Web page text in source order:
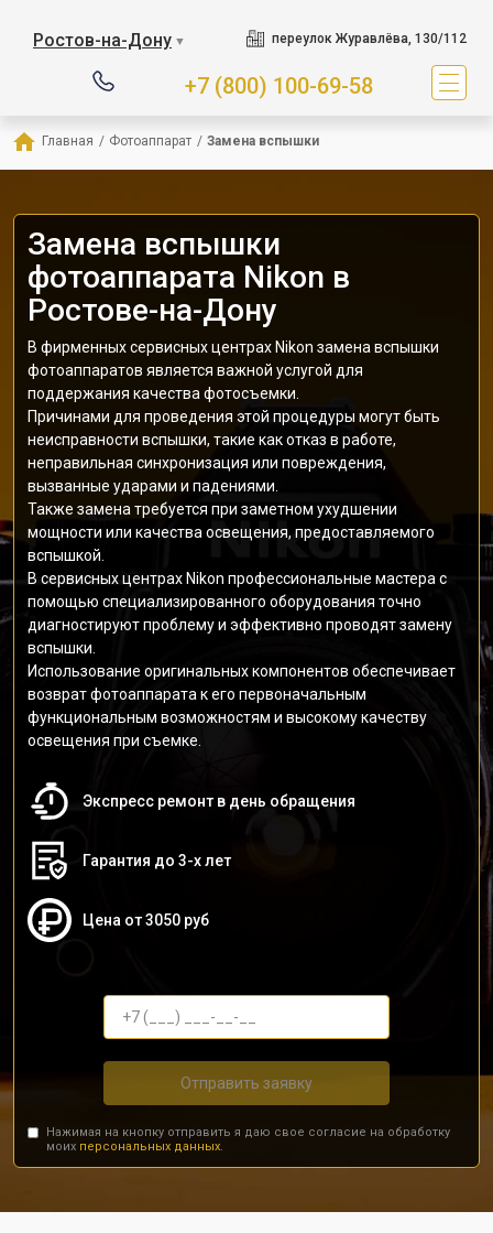
Ростов-на-Дону ▼ переулок Журавлёва, 130/112
+7 (800) 100-69-58
Главная / Фотоаппарат / Замена вспышки
Замена вспышки
фотоаппарата Nikon в
Ростове-на-Дону
В фирменных сервисных центрах Nikon замена вспышки
фотоаппаратов является важной услугой для
поддержания качества фотосъемки.
Причинами для проведения этой процедуры могут быть
неисправности вспышки, такие как отказ в работе,
неправильная синхронизация или повреждения,
вызванные ударами и падениями.
Также замена требуется при заметном ухудшении
мощности или качества освещения, предоставляемого
вспышкой.
В сервисных центрах Nikon профессиональные мастера с
помощью специализированного оборудования точно
диагностируют проблему и эффективно проводят замену
вспышки.
Использование оригинальных компонентов обеспечивает
возврат фотоаппарата к его первоначальным
функциональным возможностям и высокому качеству
освещения при съемке.
Экспресс ремонт в день обращения
Гарантия до 3-х лет
Цена от 3050 руб
Отправить заявку
Нажимая на кнопку отправить я даю свое согласие на обработку
моих персональных данных.